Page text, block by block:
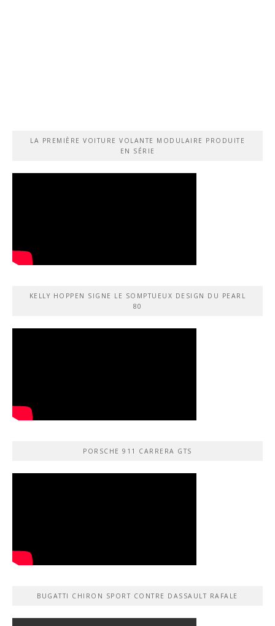
LA PREMIÈRE VOITURE VOLANTE MODULAIRE PRODUITE
EN SÉRIE
KELLY HOPPEN SIGNE LE SOMPTUEUX DESIGN DU PEARL
80
PORSCHE 911 CARRERA GTS
BUGATTI CHIRON SPORT CONTRE DASSAULT RAFALE